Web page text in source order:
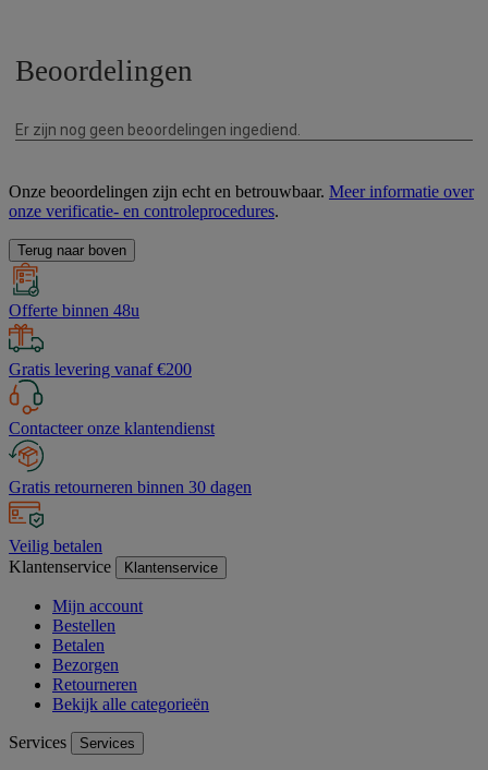
Onze beoordelingen zijn echt en betrouwbaar. Meer informatie over
onze verificatie- en controleprocedures.
Terug naar boven
Offerte binnen 48u
Gratis levering vanaf €200
Contacteer onze klantendienst
Gratis retourneren binnen 30 dagen
Veilig betalen
Klantenservice
Klantenservice
Mijn account
Bestellen
Betalen
Bezorgen
Retourneren
Bekijk alle categorieën
Services Services